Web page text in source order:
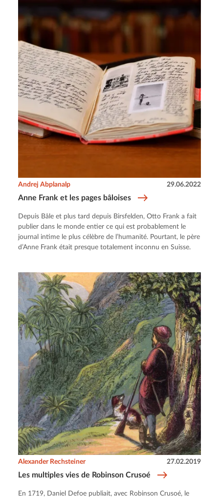
Anne Frank et les pages bâloises
Andrej Abplanalp 29.06.2022
Depuis Bâle et plus tard depuis Birsfelden, Otto Frank a fait
publier dans le monde entier ce qui est probablement le
journal intime le plus célèbre de l’humanité. Pourtant, le père
d’Anne Frank était presque totalement inconnu en Suisse.
Les multiples vies de Robinson Crusoé
Alexander Rechsteiner 27.02.2019
En 1719, Daniel Defoe publiait, avec Robinson Crusoé, le